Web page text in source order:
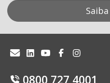
0800 727 4001